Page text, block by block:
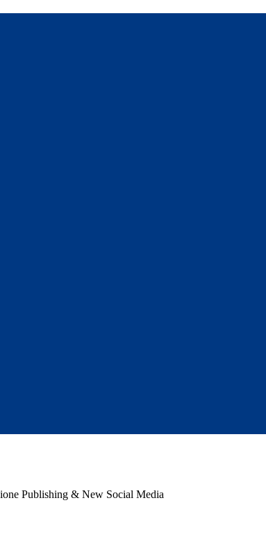
Publishing & New Social Media